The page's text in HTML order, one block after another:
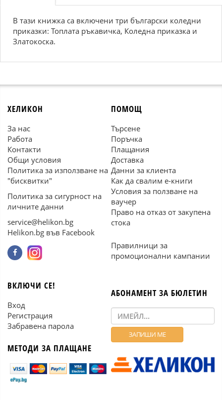
В тази книжка са включени три български коледни
приказки: Топлата ръкавичка, Коледна приказка и
Златокоска.
ХЕЛИКОН
За нас
Работа
Контакти
Общи условия
Политика за използване на
"бисквитки"
Политика за сигурност на
личните данни
service@helikon.bg
Helikon.bg във Facebook
ПОМОЩ
Търсене
Поръчка
Плащания
Доставка
Данни за клиента
Как да свалим е-книги
Условия за ползване на
ваучер
Право на отказ от закупена
стока
Правилници за
промоционални кампании
ВКЛЮЧИ СЕ!
Вход
Регистрация
Забравена парола
МЕТОДИ ЗА ПЛАЩАНЕ
АБОНАМЕНТ ЗА БЮЛЕТИН